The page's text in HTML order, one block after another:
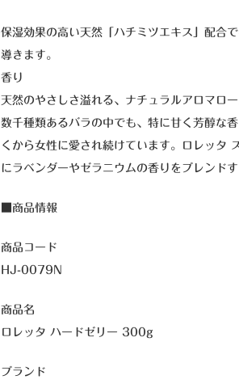
保湿効果の高い天然「ハチミツエキス」配合
導きます。
香り
天然のやさしさ溢れる、ナチュラルアロマロー
数千種類あるバラの中でも、特に甘く芳醇な
くから女性に愛され続けています。ロレッタ
にラベンダーやゼラニウムの香りをブレンド
■商品情報
商品コード
HJ-0079N
商品名
ロレッタ ハードゼリー 300g
ブランド